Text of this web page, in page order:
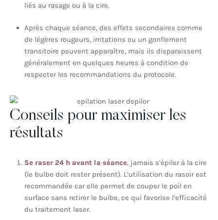
liés au rasage ou à la cire.
Après chaque séance, des effets secondaires comme
de légères rougeurs, irritations ou un gonflement
transitoire peuvent apparaître, mais ils disparaissent
généralement en quelques heures à condition de
respecter les recommandations du protocole.
Conseils pour maximiser les
résultats
Se raser 24 h avant la séance, jamais s’épiler à la cire
(le bulbe doit rester présent). L’utilisation du rasoir est
recommandée car elle permet de couper le poil en
surface sans retirer le bulbe, ce qui favorise l’efficacité
du traitement laser.